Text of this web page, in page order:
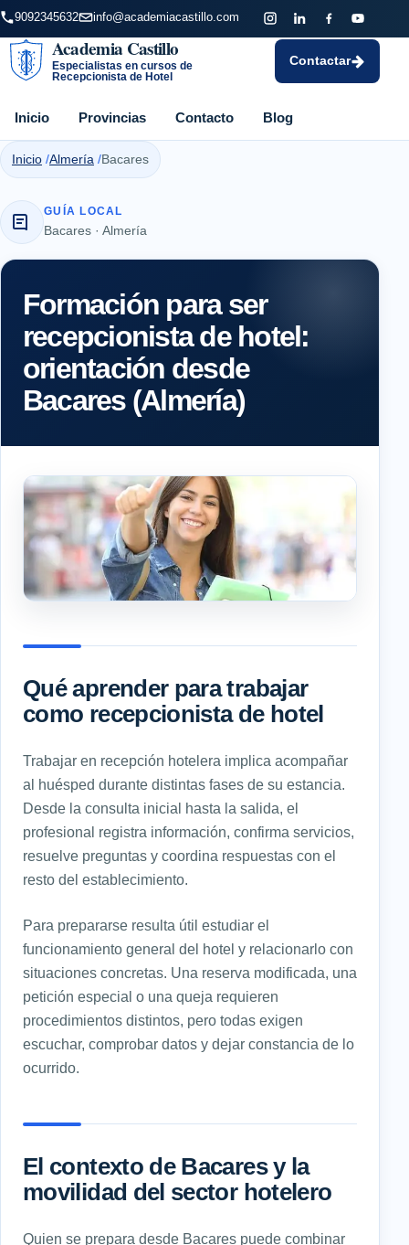
9092345632 info@academiacastillo.com
Academia Castillo
Especialistas en cursos de
Recepcionista de Hotel
Inicio Provincias Contacto Blog
Contactar
Inicio Almería Bacares
GUÍA LOCAL
Bacares · Almería
Formación para ser
recepcionista de hotel:
orientación desde
Bacares (Almería)
Qué aprender para trabajar
como recepcionista de hotel
Trabajar en recepción hotelera implica acompañar
al huésped durante distintas fases de su estancia.
Desde la consulta inicial hasta la salida, el
profesional registra información, confirma servicios,
resuelve preguntas y coordina respuestas con el
resto del establecimiento.
Para prepararse resulta útil estudiar el
funcionamiento general del hotel y relacionarlo con
situaciones concretas. Una reserva modificada, una
petición especial o una queja requieren
procedimientos distintos, pero todas exigen
escuchar, comprobar datos y dejar constancia de lo
ocurrido.
El contexto de Bacares y la
movilidad del sector hotelero
Quien se prepara desde Bacares puede combinar